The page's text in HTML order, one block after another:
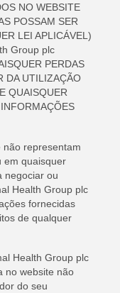
NO WEBSITE
POSSAM SER
LEI APLICÁVEL)
Group plc
PERDAS
DA UTILIZAÇÃO
QUAISQUER
não representam
em quaisquer
negociar ou
Health Group plc
fornecidas
de qualquer
Health Group plc
no website não
do seu